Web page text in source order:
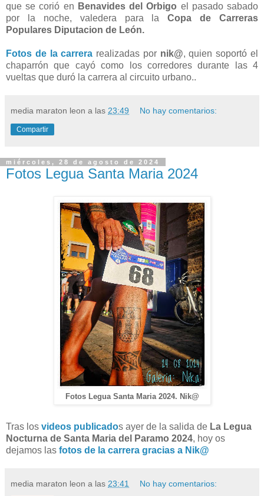
que se corió en Benavides del Orbigo el pasado sabado
por la noche, valedera para laCopa de Carreras
Populares Diputacion de León.
Fotos de la carrera realizadas por nik@, quien soportó el
chaparrón que cayó como los corredores durante las 4
vueltas que duró la carrera al circuito urbano..
media maraton leon a las 23:49 No hay comentarios:
Compartir
miércoles, 28 de agosto de 2024
Fotos Legua Santa Maria 2024
Fotos Legua Santa Maria 2024. Nik@
Tras los videos publicados ayer de la salida de La Legua
Nocturna de Santa Maria del Paramo 2024, hoy os
dejamos las fotos de la carrera gracias a Nik@
media maraton leon a las 23:41 No hay comentarios: